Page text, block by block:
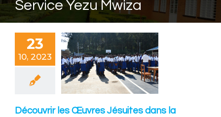
Service Yezu Mwiza
23
10, 2023
Découvrir les Œuvres Jésuites dans la